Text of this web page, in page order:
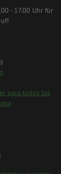
- 17.00 Uhr für
para todos los